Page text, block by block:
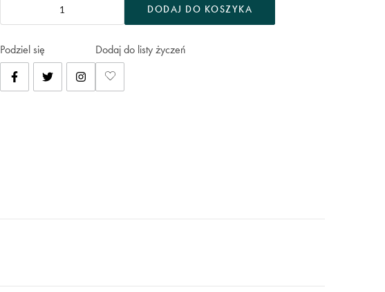
DODAJ DO KOSZYKA
Podziel się Dodaj do listy życzeń